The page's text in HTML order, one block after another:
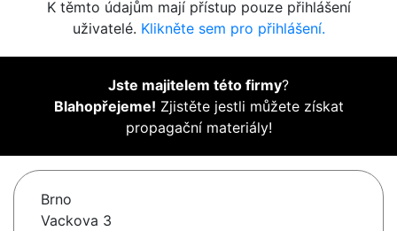
K těmto údajům mají přístup pouze přihlášení
uživatelé. Klikněte sem pro přihlášení.
Jste majitelem této firmy?
Blahopřejeme! Zjistěte jestli můžete získat
propagační materiály!
Brno
Vackova 3